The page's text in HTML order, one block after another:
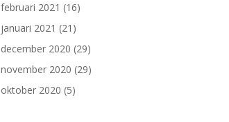
februari 2021 (16)
januari 2021 (21)
december 2020 (29)
november 2020 (29)
oktober 2020 (5)